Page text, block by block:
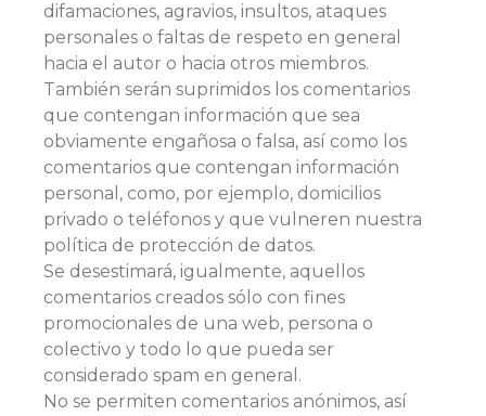
difamaciones, agravios, insultos, ataques
personales o faltas de respeto en general
hacia el autor o hacia otros miembros.
También serán suprimidos los comentarios
que contengan información que sea
obviamente engañosa o falsa, así como los
comentarios que contengan información
personal, como, por ejemplo, domicilios
privado o teléfonos y que vulneren nuestra
política de protección de datos.
Se desestimará, igualmente, aquellos
comentarios creados sólo con fines
promocionales de una web, persona o
colectivo y todo lo que pueda ser
considerado spam en general.
No se permiten comentarios anónimos, así